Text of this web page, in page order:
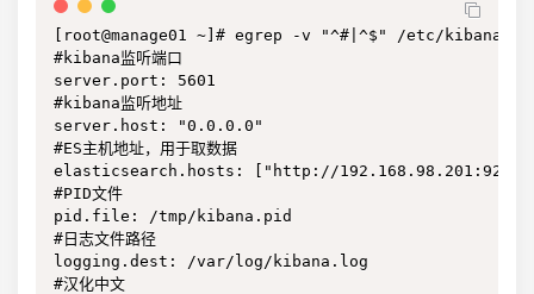
[root@manage01 ~]# egrep -v "^#|^$" /etc/kibana/
#kibana监听端口
server.port: 5601
#kibana监听地址
server.host: "0.0.0.0"
#ES主机地址，用于取数据
elasticsearch.hosts: ["http://
#PID文件
pid.file: /tmp/kibana.pid
#日志文件路径
logging.dest: /var/log/kibana.log
#汉化中文